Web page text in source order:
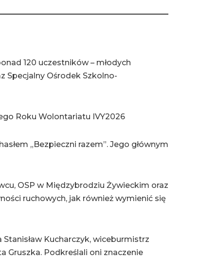
120 uczestników – młodych
Specjalny Ośrodek Szkolno-
Roku Wolontariatu IVY2026
„Bezpieczni razem”. Jego głównym
OSP w Międzybrodziu Żywieckim oraz
ruchowych, jak również wymienić się
Kucharczyk, wiceburmistrz
Gruszka. Podkreślali oni znaczenie